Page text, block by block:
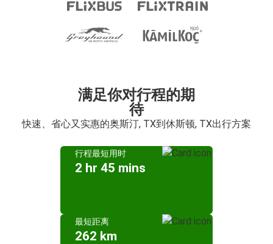
满足你对行程的期
待
快速、省心又实惠的奥斯汀, TX到休斯顿, TX出行方案
行程最短用时
2 hr 45 mins
最短距离
262 km